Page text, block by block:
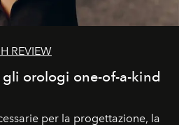
REVIEW
gli orologi one-of-a-kind
per la progettazione, la